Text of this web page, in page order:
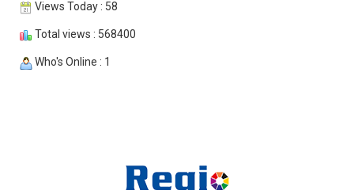
Views Today : 58
Total views : 568400
Who's Online : 1